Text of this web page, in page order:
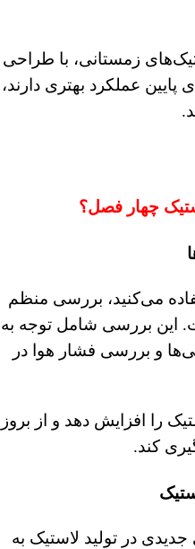
زمستانی، با طراحی
پایین عملکرد بهتری دارند،
چهار فصل؟
می‌کنید، بررسی منظم
این بررسی شامل توجه به
و بررسی فشار هوا در
را افزایش دهد و از بروز
کند.
در تولید لاستیک به